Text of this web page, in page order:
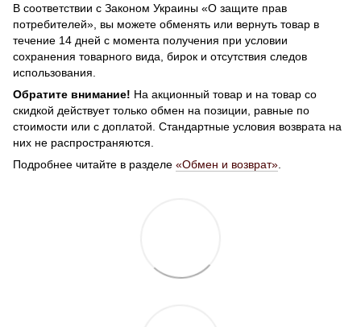
В соответствии с Законом Украины «О защите прав
потребителей», вы можете обменять или вернуть товар в
течение 14 дней с момента получения при условии
сохранения товарного вида, бирок и отсутствия следов
использования.
Обратите внимание! На акционный товар и на товар со
скидкой действует только обмен на позиции, равные по
стоимости или с доплатой. Стандартные условия возврата на
них не распространяются.
Подробнее читайте в разделе «Обмен и возврат»